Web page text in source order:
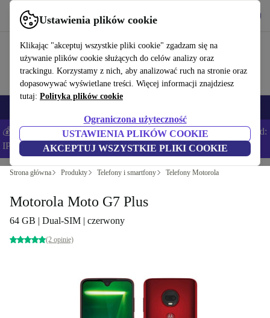
Ustawienia plików cookie
Klikając "akceptuj wszystkie pliki cookie" zgadzam się na
używanie plików cookie służących do celów analizy oraz
trackingu. Korzystamy z nich, aby analizować ruch na stronie oraz
dopasowywać wyświetlane treści. Więcej informacji znajdziesz
tutaj: Polityka plików cookie
Ograniczona użyteczność
USTAWIENIA PLIKÓW COOKIE
AKCEPTUJ WSZYSTKIE PLIKI COOKIE
Korzystaj z refurbed szybko i łatwo
💰Zaoszczędź DODATKOWE 5% na wszystkich iPhone’ach – Kod:
IPHONEDEAL –Regulamin
Strona główna Produkty Telefony i smartfony Telefony Motorola
Motorola Moto G7 Plus
64 GB | Dual-SIM | czerwony
(2 opinie)